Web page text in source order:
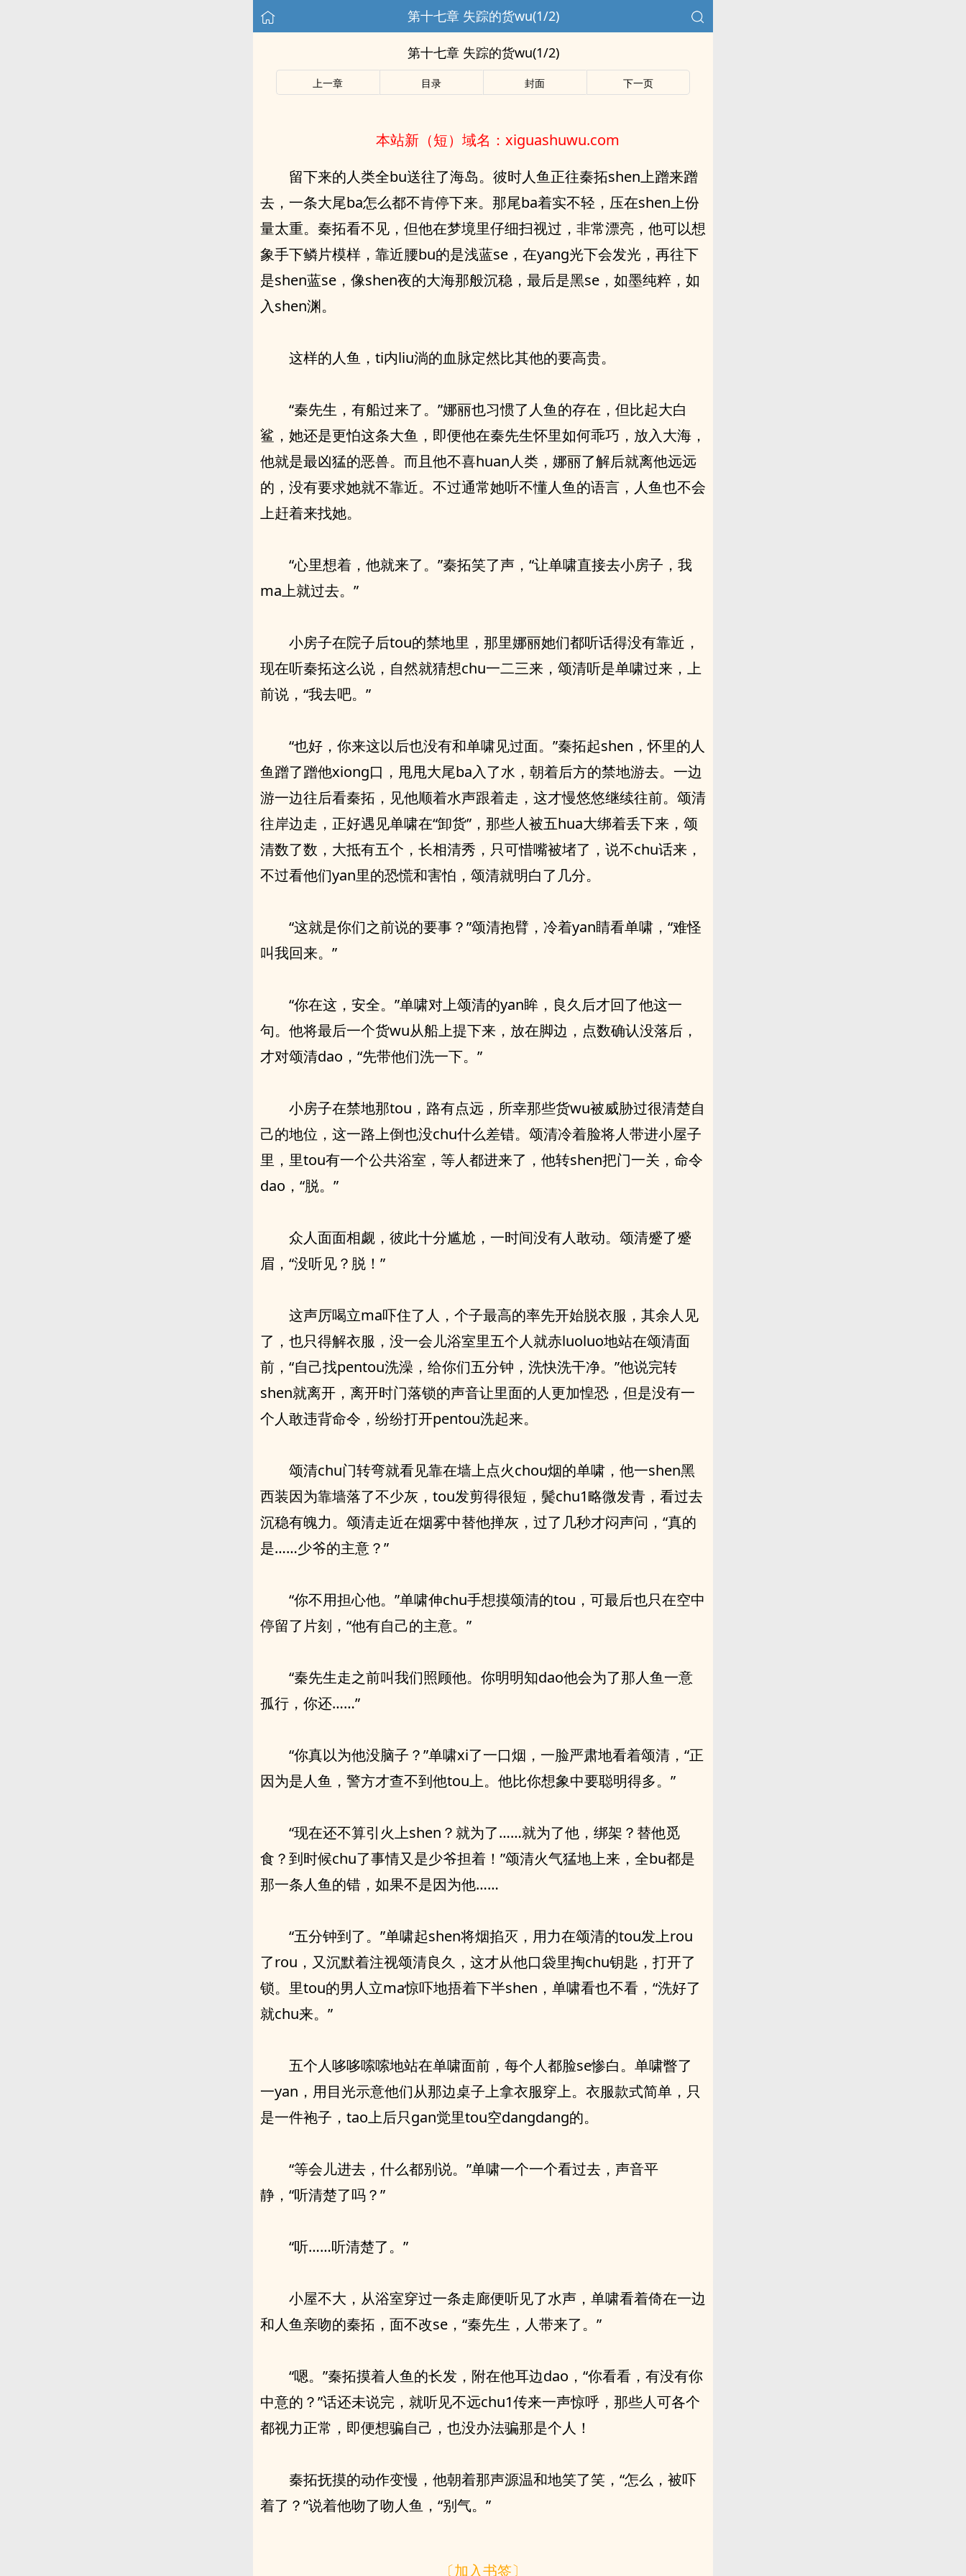
第十七章 失踪的货wu(1/2)
第十七章 失踪的货wu(1/2)
上一章 目录 封面 下一页
本站新（短）域名：xiguashuwu.com
留下来的人类全bu送往了海岛。彼时人鱼正往秦拓shen上蹭来蹭
去，一条大尾ba怎么都不肯停下来。那尾ba着实不轻，压在shen上份
量太重。秦拓看不见，但他在梦境里仔细扫视过，非常漂亮，他可以想
象手下鳞片模样，靠近腰bu的是浅蓝se，在yang光下会发光，再往下
是shen蓝se，像shen夜的大海那般沉稳，最后是黑se，如墨纯粹，如
入shen渊。
这样的人鱼，ti内liu淌的血脉定然比其他的要高贵。
“秦先生，有船过来了。”娜丽也习惯了人鱼的存在，但比起大白
鲨，她还是更怕这条大鱼，即便他在秦先生怀里如何乖巧，放入大海，
他就是最凶猛的恶兽。而且他不喜huan人类，娜丽了解后就离他远远
的，没有要求她就不靠近。不过通常她听不懂人鱼的语言，人鱼也不会
上赶着来找她。
“心里想着，他就来了。”秦拓笑了声，“让单啸直接去小房子，我
ma上就过去。”
小房子在院子后tou的禁地里，那里娜丽她们都听话得没有靠近，
现在听秦拓这么说，自然就猜想chu一二三来，颂清听是单啸过来，上
前说，“我去吧。”
“也好，你来这以后也没有和单啸见过面。”秦拓起shen，怀里的人
鱼蹭了蹭他xiong口，甩甩大尾ba入了水，朝着后方的禁地游去。一边
游一边往后看秦拓，见他顺着水声跟着走，这才慢悠悠继续往前。颂清
往岸边走，正好遇见单啸在“卸货”，那些人被五hua大绑着丢下来，颂
清数了数，大抵有五个，长相清秀，只可惜嘴被堵了，说不chu话来，
不过看他们yan里的恐慌和害怕，颂清就明白了几分。
“这就是你们之前说的要事？”颂清抱臂，冷着yan睛看单啸，“难怪
叫我回来。”
“你在这，安全。”单啸对上颂清的yan眸，良久后才回了他这一
句。他将最后一个货wu从船上提下来，放在脚边，点数确认没落后，
才对颂清dao，“先带他们洗一下。”
小房子在禁地那tou，路有点远，所幸那些货wu被威胁过很清楚自
己的地位，这一路上倒也没chu什么差错。颂清冷着脸将人带进小屋子
里，里tou有一个公共浴室，等人都进来了，他转shen把门一关，命令
dao，“脱。”
众人面面相觑，彼此十分尴尬，一时间没有人敢动。颂清蹙了蹙
眉，“没听见？脱！”
这声厉喝立ma吓住了人，个子最高的率先开始脱衣服，其余人见
了，也只得解衣服，没一会儿浴室里五个人就赤luoluo地站在颂清面
前，“自己找pentou洗澡，给你们五分钟，洗快洗干净。”他说完转
shen就离开，离开时门落锁的声音让里面的人更加惶恐，但是没有一
个人敢违背命令，纷纷打开pentou洗起来。
颂清chu门转弯就看见靠在墙上点火chou烟的单啸，他一shen黑
西装因为靠墙落了不少灰，tou发剪得很短，鬓chu1略微发青，看过去
沉稳有魄力。颂清走近在烟雾中替他掸灰，过了几秒才闷声问，“真的
是……少爷的主意？”
“你不用担心他。”单啸伸chu手想摸颂清的tou，可最后也只在空中
停留了片刻，“他有自己的主意。”
“秦先生走之前叫我们照顾他。你明明知dao他会为了那人鱼一意
孤行，你还……”
“你真以为他没脑子？”单啸xi了一口烟，一脸严肃地看着颂清，“正
因为是人鱼，警方才查不到他tou上。他比你想象中要聪明得多。”
“现在还不算引火上shen？就为了……就为了他，绑架？替他觅
食？到时候chu了事情又是少爷担着！”颂清火气猛地上来，全bu都是
那一条人鱼的错，如果不是因为他……
“五分钟到了。”单啸起shen将烟掐灭，用力在颂清的tou发上rou
了rou，又沉默着注视颂清良久，这才从他口袋里掏chu钥匙，打开了
锁。里tou的男人立ma惊吓地捂着下半shen，单啸看也不看，“洗好了
就chu来。”
五个人哆哆嗦嗦地站在单啸面前，每个人都脸se惨白。单啸瞥了
一yan，用目光示意他们从那边桌子上拿衣服穿上。衣服款式简单，只
是一件袍子，tao上后只gan觉里tou空dangdang的。
“等会儿进去，什么都别说。”单啸一个一个看过去，声音平
静，“听清楚了吗？”
“听……听清楚了。”
小屋不大，从浴室穿过一条走廊便听见了水声，单啸看着倚在一边
和人鱼亲吻的秦拓，面不改se，“秦先生，人带来了。”
“嗯。”秦拓摸着人鱼的长发，附在他耳边dao，“你看看，有没有你
中意的？”话还未说完，就听见不远chu1传来一声惊呼，那些人可各个
都视力正常，即便想骗自己，也没办法骗那是个人！
秦拓抚摸的动作变慢，他朝着那声源温和地笑了笑，“怎么，被吓
着了？”说着他吻了吻人鱼，“别气。”
〔加入书签〕